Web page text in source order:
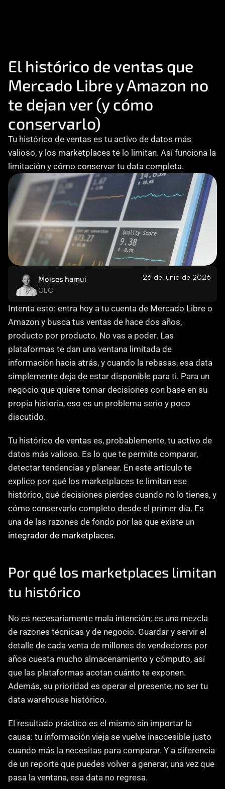
MHA Intelligence
MHA Academy
Contáctanos
Google Ads
Facebook Ads
Desarrollo Web
Automatización
Email marketing
COMMUNITY
Events
Experts
RESOURCES
Blog
Careers
Docs
About
El histórico de ventas que
Mercado Libre y Amazon no
te dejan ver (y cómo
conservarlo)
Tu histórico de ventas es tu activo de datos más
valioso, y los marketplaces te lo limitan. Así funciona la
limitación y cómo conservar tu data completa.
Moises hamui
CEO
26 de junio de 2026
Intenta esto: entra hoy a tu cuenta de Mercado Libre o
Amazon y busca tus ventas de hace dos años,
producto por producto. No vas a poder. Las
plataformas te dan una ventana limitada de
información hacia atrás, y cuando la rebasas, esa data
simplemente deja de estar disponible para ti. Para un
negocio que quiere tomar decisiones con base en su
propia historia, eso es un problema serio y poco
discutido.
Tu histórico de ventas es, probablemente, tu activo de
datos más valioso. Es lo que te permite comparar,
detectar tendencias y planear. En este artículo te
explico por qué los marketplaces te limitan ese
histórico, qué decisiones pierdes cuando no lo tienes, y
cómo conservarlo completo desde el primer día. Es
integrador de marketplaces.
Por qué los marketplaces limitan
tu histórico
No es necesariamente mala intención; es una mezcla
de razones técnicas y de negocio. Guardar y servir el
detalle de cada venta de millones de vendedores por
años cuesta mucho almacenamiento y cómputo, así
que las plataformas acotan cuánto te exponen.
Además, su prioridad es operar el presente, no ser tu
data warehouse histórico.
El resultado práctico es el mismo sin importar la
causa: tu información vieja se vuelve inaccesible justo
cuando más la necesitas para comparar. Y a diferencia
de un reporte que puedes volver a generar, una vez que
pasa la ventana, esa data no regresa.